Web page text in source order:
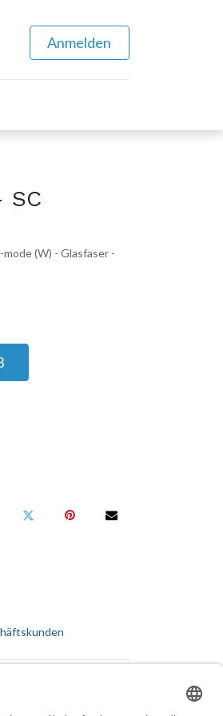
Anmelden
SC
(W) - Glasfaser -
die Ferrulen vor